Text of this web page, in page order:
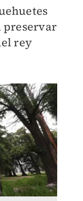
preservar
rey